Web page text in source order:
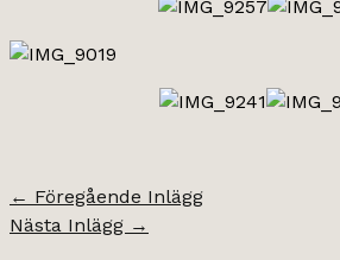
← Föregående Inlägg
Nästa Inlägg →